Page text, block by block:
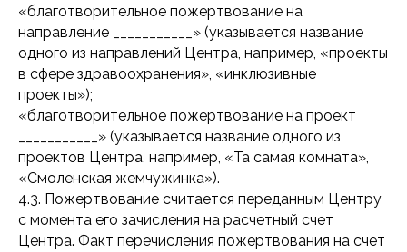
«благотворительное пожертвование на
направление ___________» (указывается название
одного из направлений Центра, например, «проекты
в сфере здравоохранения», «инклюзивные
проекты»);
«благотворительное пожертвование на проект
___________» (указывается название одного из
проектов Центра, например, «Та самая комната»,
«Смоленская жемчужинка»).
4.3. Пожертвование считается переданным Центру
с момента его зачисления на расчетный счет
Центра. Факт перечисления пожертвования на счет